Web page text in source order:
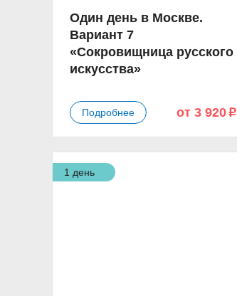
Один день в Москве.
Вариант 7
«Сокровищница русского
искусства»
Подробнее от 3 920 p
1 день